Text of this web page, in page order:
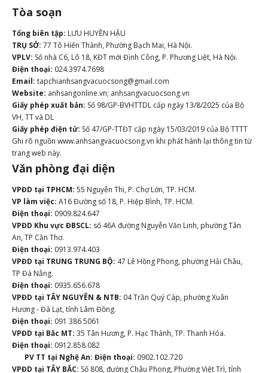
Tòa soạn
Tổng biên tập: LƯU HUYỀN HẬU
TRỤ SỞ: 77 Tô Hiến Thành, Phường Bạch Mai, Hà Nội.
VPLV: Số nhà C6, Lô 18, KĐT mới Định Công, P. Phương Liệt, Hà Nội.
Điện thoại: 024.3974.7698
Email: tapchianhsangvacuocsong@gmail.com
Website: anhsangonline.vn; anhsangvacuocsong.vn
Giấy phép xuất bản: Số 98/GP-BVHTTDL cấp ngày 13/8/2025 của Bộ
VH, TT và DL
Giấy phép điện tử: Số 47/GP-TTĐT cấp ngày 15/03/2019 của Bộ TTTT
Ghi rõ nguồn www.anhsangvacuocsong.vn khi phát hành lại thông tin từ
trang web này.
Văn phòng đại diện
VPĐD tại TPHCM: 55 Nguyễn Thi, P. Chợ Lớn, TP. HCM.
VP làm việc: A16 Đường số 18, P. Hiệp Bình, TP. HCM.
Điện thoại: 0909.824.647
VPĐD Khu vực ĐBSCL: số 46A đường Nguyễn Văn Linh, phường Tân
An, TP Cần Thơ.
Điện thoại: 0913.974.403
VPĐD tại TRUNG TRUNG BỘ: 47 Lê Hồng Phong, phường Hải Châu,
TP Đà Nẵng.
Điện thoại: 0935.656.678
VPĐD tại TÂY NGUYÊN & NTB: 04 Trần Quý Cáp, phường Xuân
Hương - Đà Lạt, tỉnh Lâm Đồng.
Điện thoại: 091 386 5061
VPĐD tại Bắc MT: 35 Tân Hương, P. Hạc Thành, TP. Thanh Hóa.
Điện thoại: 0912.858.082
PV TT tại Nghệ An: Điện thoại: 0902.102.720
VPĐD tại TÂY BẮC: Số 808, đường Châu Phong, Phường Việt Trì, tỉnh